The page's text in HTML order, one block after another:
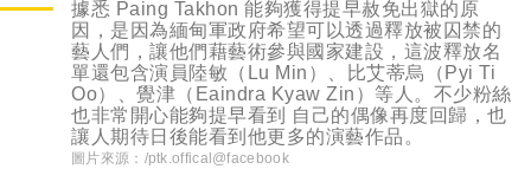
據悉 Paing Takhon 能夠獲得提早赦免出獄的原
因，是因為緬甸軍政府希望可以透過釋放被囚禁的
藝人們，讓他們藉藝術參與國家建設，這波釋放名
單還包含演員陸敏（Lu Min）、比艾蒂烏（Pyi Ti
Oo）、覺津（Eaindra Kyaw Zin）等人。不少粉絲
也非常開心能夠提早看到 自己的偶像再度回歸，也
讓人期待日後能看到他更多的演藝作品。
圖片來源： /ptk.offical@facebook